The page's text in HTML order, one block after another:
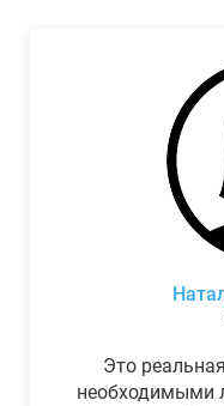
Это
необходимыми